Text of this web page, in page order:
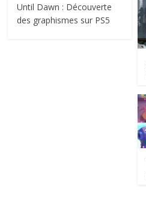
Until Dawn : Découverte
des graphismes sur PS5